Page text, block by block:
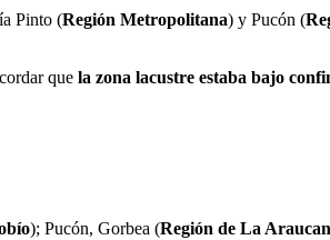
Pinto (Región Metropolitana) y Pucón (
que la zona lacustre estaba bajo
); Pucón, Gorbea (Región de La